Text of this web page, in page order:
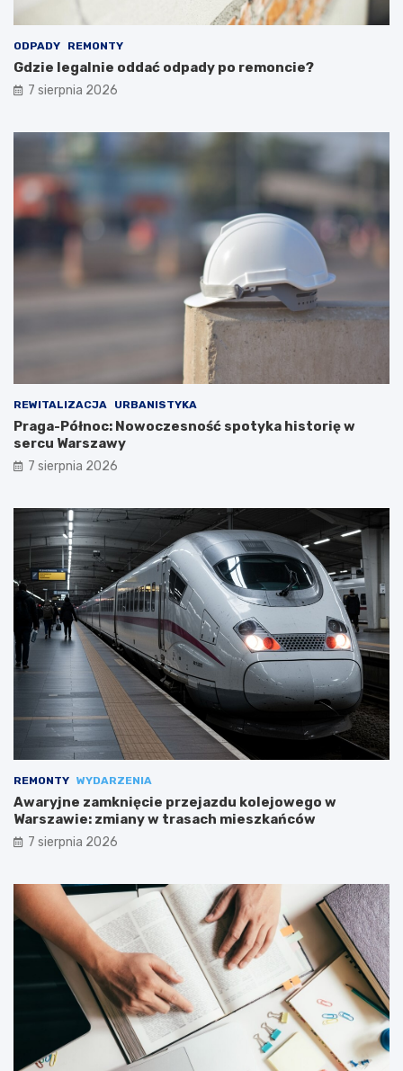
ODPADY REMONTY
Gdzie legalnie oddać odpady po remoncie?
7 sierpnia 2026
REWITALIZACJA URBANISTYKA
Praga-Północ: Nowoczesność spotyka historię w
sercu Warszawy
7 sierpnia 2026
REMONTY WYDARZENIA
Awaryjne zamknięcie przejazdu kolejowego w
Warszawie: zmiany w trasach mieszkańców
7 sierpnia 2026